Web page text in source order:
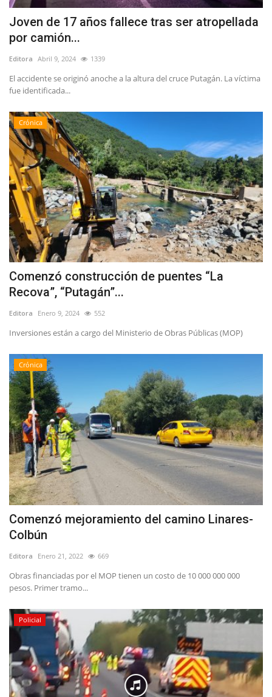
Joven de 17 años fallece tras ser atropellada
por camión...
Editora Abril 9, 2024 1339
El accidente se originó anoche a la altura del cruce Putagán. La víctima
fue identificada...
Crónica
Comenzó construcción de puentes “La
Recova”, “Putagán”...
Editora Enero 9, 2024 552
Inversiones están a cargo del Ministerio de Obras Públicas (MOP)
Crónica
Comenzó mejoramiento del camino Linares-
Colbún
Editora Enero 21, 2022 669
Obras financiadas por el MOP tienen un costo de 10 000 000 000
pesos. Primer tramo...
Policial